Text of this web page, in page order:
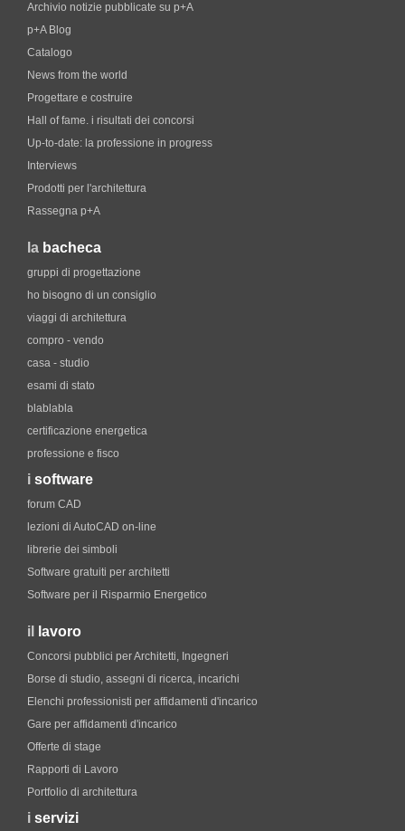
Archivio notizie pubblicate su p+A
p+A Blog
Catalogo
News from the world
Progettare e costruire
Hall of fame. i risultati dei concorsi
Up-to-date: la professione in progress
Interviews
Prodotti per l'architettura
Rassegna p+A
la bacheca
gruppi di progettazione
ho bisogno di un consiglio
viaggi di architettura
compro - vendo
casa - studio
esami di stato
blablabla
certificazione energetica
professione e fisco
i software
forum CAD
lezioni di AutoCAD on-line
librerie dei simboli
Software gratuiti per architetti
Software per il Risparmio Energetico
il lavoro
Concorsi pubblici per Architetti, Ingegneri
Borse di studio, assegni di ricerca, incarichi
Elenchi professionisti per affidamenti d'incarico
Gare per affidamenti d'incarico
Offerte di stage
Rapporti di Lavoro
Portfolio di architettura
i servizi